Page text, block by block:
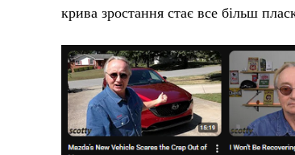
крива зростання стає все більш